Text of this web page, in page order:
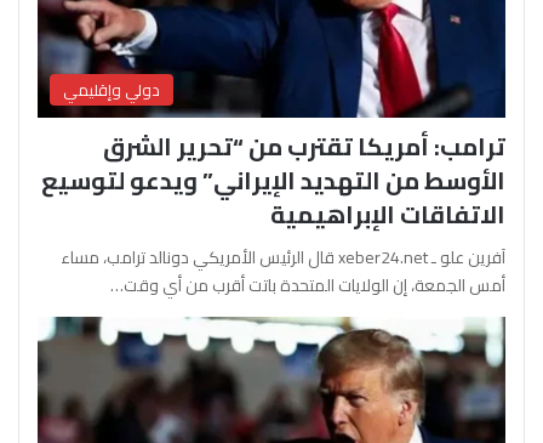
دولي وإقليمي
ترامب: أمريكا تقترب من “تحرير الشرق
الأوسط من التهديد الإيراني” ويدعو لتوسيع
الاتفاقات الإبراهيمية
آفرين علو ـ xeber24.net قال الرئيس الأمريكي دونالد ترامب، مساء
أمس الجمعة، إن الولايات المتحدة باتت أقرب من أي وقت…